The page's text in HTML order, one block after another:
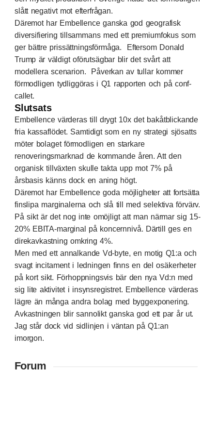
slått negativt mot efterfrågan.
Däremot har Embellence ganska god geografisk
diversifiering tillsammans med ett premiumfokus som
ger bättre prissättningsförmåga. Eftersom Donald
Trump är väldigt oförutsägbar blir det svårt att
modellera scenarion. Påverkan av tullar kommer
förmodligen tydliggöras i Q1 rapporten och på conf-
callet.
Slutsats
Embellence värderas till drygt 10x det bakåtblickande
fria kassaflödet. Samtidigt som en ny strategi sjösatts
möter bolaget förmodligen en starkare
renoveringsmarknad de kommande åren. Att den
organisk tillväxten skulle takta upp mot 7% på
årsbasis känns dock en aning högt.
Däremot har Embellence goda möjligheter att fortsätta
finslipa marginalerna och slå till med selektiva förvärv.
På sikt är det nog inte omöjligt att man närmar sig 15-
20% EBITA-marginal på koncernnivå. Därtill ges en
direkavkastning omkring 4%.
Men med ett annalkande Vd-byte, en motig Q1:a och
svagt incitament i ledningen finns en del osäkerheter
på kort sikt. Förhoppningsvis bär den nya Vd:n med
sig lite aktivitet i insynsregistret. Embellence värderas
lägre än många andra bolag med byggexponering.
Avkastningen blir sannolikt ganska god ett par år ut.
Jag står dock vid sidlinjen i väntan på Q1:an
imorgon.
Forum